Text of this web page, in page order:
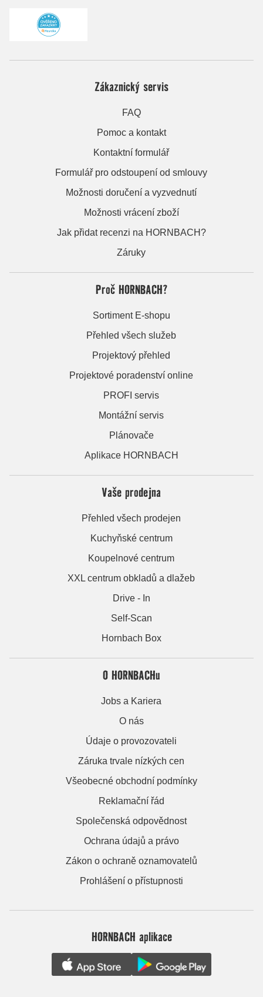
Zákaznický servis
FAQ
Pomoc a kontakt
Kontaktní formulář
Formulář pro odstoupení od smlouvy
Možnosti doručení a vyzvednutí
Možnosti vrácení zboží
Jak přidat recenzi na HORNBACH?
Záruky
Proč HORNBACH?
Sortiment E-shopu
Přehled všech služeb
Projektový přehled
Projektové poradenství online
PROFI servis
Montážní servis
Plánovače
Aplikace HORNBACH
Vaše prodejna
Přehled všech prodejen
Kuchyňské centrum
Koupelnové centrum
XXL centrum obkladů a dlažeb
Drive - In
Self-Scan
Hornbach Box
O HORNBACHu
Jobs a Kariera
O nás
Údaje o provozovateli
Záruka trvale nízkých cen
Všeobecné obchodní podmínky
Reklamační řád
Společenská odpovědnost
Ochrana údajů a právo
Zákon o ochraně oznamovatelů
Prohlášení o přístupnosti
HORNBACH aplikace